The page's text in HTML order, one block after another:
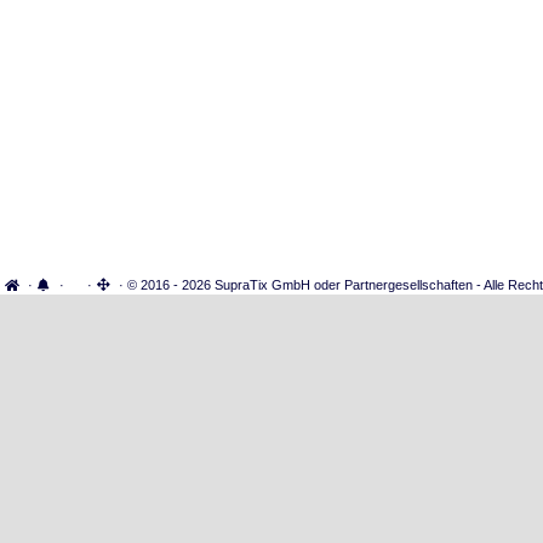
· · · · © 2016 - 2026 SupraTix GmbH oder Partnergesellschaften - Alle